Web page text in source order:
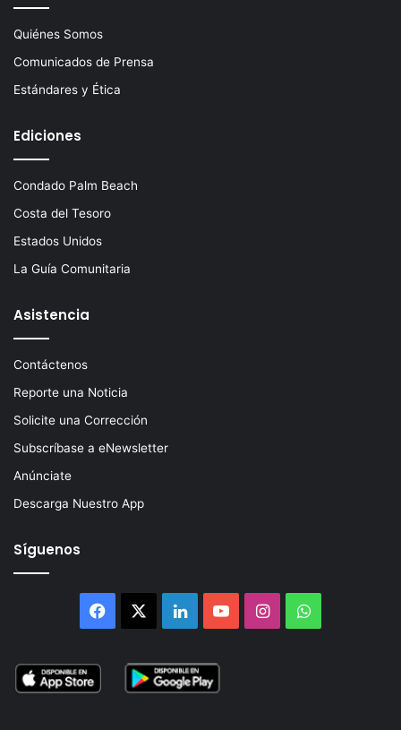
Quiénes Somos
Comunicados de Prensa
Estándares y Ética
Ediciones
Condado Palm Beach
Costa del Tesoro
Estados Unidos
La Guía Comunitaria
Asistencia
Contáctenos
Reporte una Noticia
Solicite una Corrección
Subscríbase a eNewsletter
Anúnciate
Descarga Nuestro App
Síguenos
Facebook LinkedInYouTubeInstagramWhatsApp